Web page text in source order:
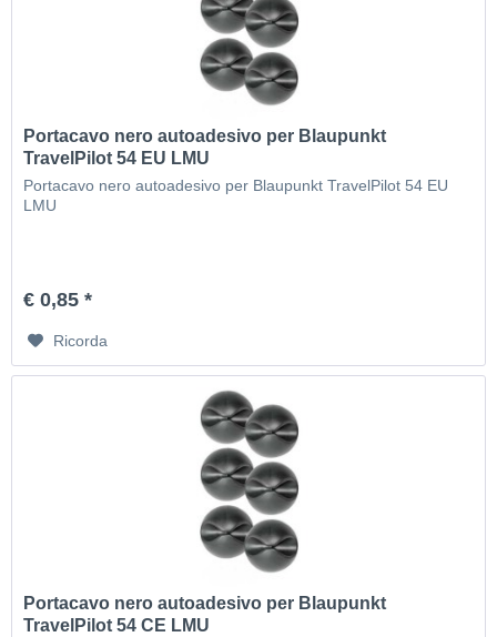
Portacavo nero autoadesivo per Blaupunkt
TravelPilot 54 EU LMU
Portacavo nero autoadesivo per Blaupunkt TravelPilot 54 EU
LMU
€ 0,85 *
Ricorda
Portacavo nero autoadesivo per Blaupunkt
TravelPilot 54 CE LMU